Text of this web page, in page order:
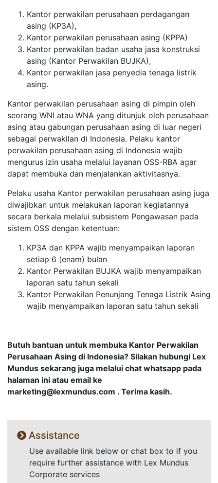
Kantor perwakilan perusahaan perdagangan
asing (KP3A),
Kantor perwakilan perusahaan asing (KPPA)
Kantor perwakilan badan usaha jasa konstruksi
asing (Kantor Perwakilan BUJKA),
Kantor perwakilan jasa penyedia tenaga listrik
asing.
Kantor perwakilan perusahaan asing di pimpin oleh
seorang WNI atau WNA yang ditunjuk oleh perusahaan
asing atau gabungan perusahaan asing di luar negeri
sebagai perwakilan di Indonesia. Pelaku kantor
perwakilan perusahaan asing di Indonesia wajib
mengurus izin usaha melalui layanan OSS-RBA agar
dapat membuka dan menjalankan aktivitasnya.
Pelaku usaha Kantor perwakilan perusahaan asing juga
diwajibkan untuk melakukan laporan kegiatannya
secara berkala melalui subsistem Pengawasan pada
sistem OSS dengan ketentuan:
KP3A dan KPPA wajib menyampaikan laporan
setiap 6 (enam) bulan
Kantor Perwakilan BUJKA wajib menyampaikan
laporan satu tahun sekali
Kantor Perwakilan Penunjang Tenaga Listrik Asing
wajib menyampaikan laporan satu tahun sekali
Butuh bantuan untuk membuka Kantor Perwakilan
Perusahaan Asing di Indonesia? Silakan hubungi Lex
Mundus sekarang juga melalui chat whatsapp pada
halaman ini atau email ke
marketing@lexmundus.com . Terima kasih.
Assistance
Use available link below or chat box to if you
require further assistance with Lex Mundus
Corporate services